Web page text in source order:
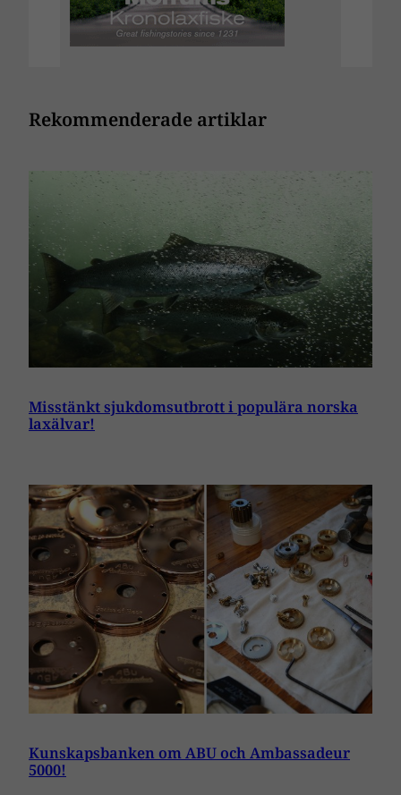
Rekommenderade artiklar
Misstänkt sjukdomsutbrott i populära norska
laxälvar!
Kunskapsbanken om ABU och Ambassadeur
5000!